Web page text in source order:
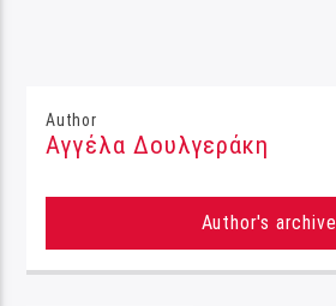
Author
Αγγέλα Δουλγεράκη
Author's archive